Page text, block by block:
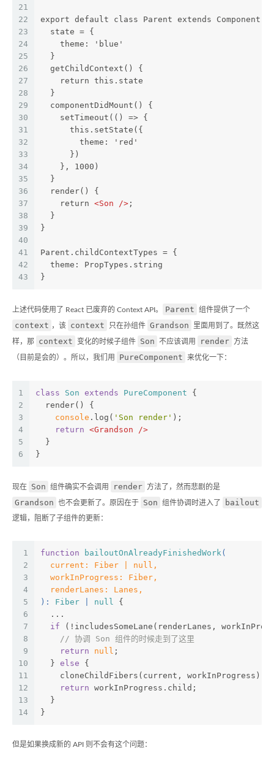
21
22
23
24
25
26
27
28
29
30
31
32
33
34
35
36
37
38
39
40
41
42
43
export default class Parent extends Component {
  state = {
    theme: 'blue'
  }
  getChildContext() {
    return this.state
  }
  componentDidMount() {
    setTimeout(() => {
      this.setState({
        theme: 'red'
      })
    }, 1000)
  }
  render() {
    return
<Son /> ;
  }
}
Parent.childContextTypes = {
  theme: PropTypes.string
}
上述代码使用了 React 已废弃的 Context API。 Parent 组件提供了一个
context ，该 context 只在孙组件 Grandson 里面用到了。既然这
样，那 context 变化的时候子组件 Son 不应该调用 render 方法
（目前是会的）。所以，我们用 PureComponent 来优化一下：
1
2
3
4
5
6
class Son extends PureComponent
{
  render() {
console .log( 'Son render' );
return <Grandson />
  }
}
现在 Son 组件确实不会调用 render 方法了，然而悲剧的是
Grandson 也不会更新了。原因在于 Son 组件协调时进入了 bailout
逻辑，阻断了子组件的更新：
1
2
3
4
5
6
7
8
9
10
11
12
13
14
function bailoutOnAlreadyFinishedWork(
  current: Fiber | null,
  workInProgress: Fiber,
  renderLanes: Lanes,
): Fiber null
{
  ...
if (!includesSomeLane(renderLanes,
// 协调 Son 组件的时候走到了这里
return
null ;
  }
else {
    cloneChildFibers(current, workInProgress);
return workInProgress.child;
  }
}
但是如果换成新的 API 则不会有这个问题：